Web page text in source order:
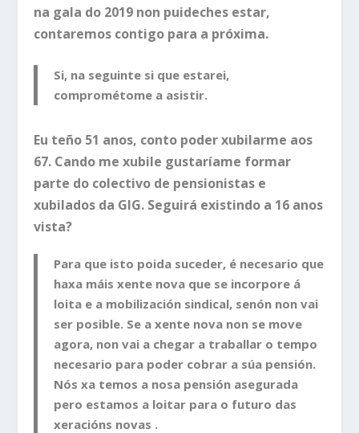
na gala do 2019 non puideches estar,
contaremos contigo para a próxima.
Si, na seguinte si que estarei,
comprométome a asistir.
Eu teño 51 anos, conto poder xubilarme aos
67. Cando me xubile gustaríame formar
parte do colectivo de pensionistas e
xubilados da GIG. Seguirá existindo a 16 anos
vista?
Para que isto poida suceder, é necesario que
haxa máis xente nova que se incorpore á
loita e a mobilización sindical, senón non vai
ser posible. Se a xente nova non se move
agora, non vai a chegar a traballar o tempo
necesario para poder cobrar a súa pensión.
Nós xa temos a nosa pensión asegurada
pero estamos a loitar para o futuro das
xeracións novas .